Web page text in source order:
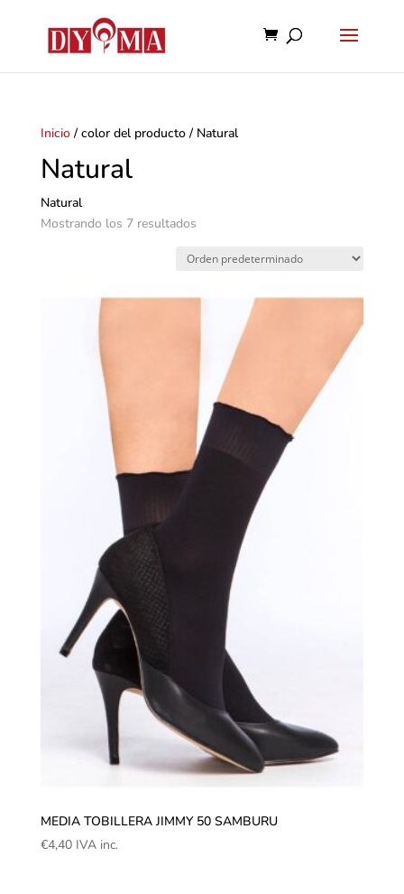
Inicio/ color del producto / Natural
Natural
Natural
Mostrando los 7 resultados
MEDIA TOBILLERA JIMMY 50 SAMBURU
€4,40 IVA inc.